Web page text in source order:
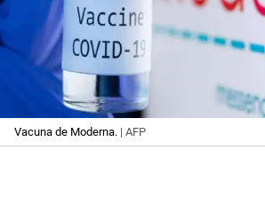
Vacuna de Moderna. | AFP